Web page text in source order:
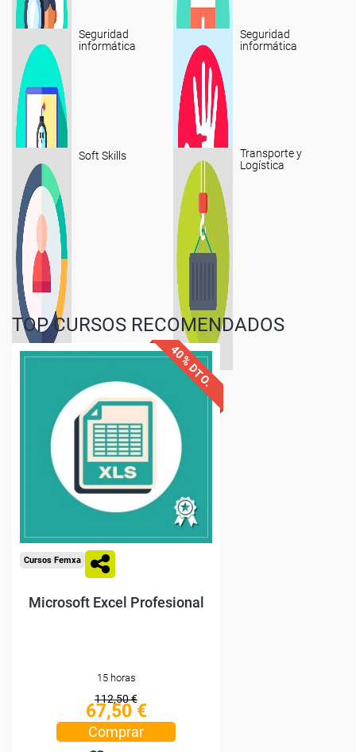
Seguridad
informática
Seguridad
informática
Soft Skills
Transporte y
Logística
TOP CURSOS RECOMENDADOS
Descuentos especiales
Sin requisitos de acceso
Compra segura
40% DTO.
Cursos Femxa
Microsoft Excel Profesional
15 horas
112,50 €
67,50 €
Comprar